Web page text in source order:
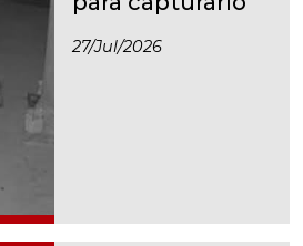
27/jul/2026